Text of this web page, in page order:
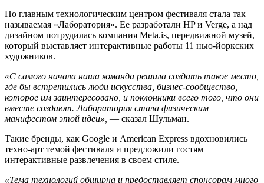
Но главным технологическим центром фестиваля стала так
называемая «Лаборатория». Ее разработали HP и Verge, а над
дизайном потрудилась компания Meta.is, передвижной музей,
который выставляет интерактивные работы 11 нью-йоркских
художников.
«С самого начала наша команда решила создать такое место,
где бы встретились люди искусства, бизнес-сообщество,
которое им заинтересовано, и поклонники всего того, что они
вместе создают. Лаборатория стала физическим
манифестом этой идеи», — сказал Шульман.
Такие бренды, как Google и American Express вдохновились
техно-арт темой фестиваля и предложили гостям
интерактивные развлечения в своем стиле.
«Тема технологий обширна и предоставляет спонсорам много